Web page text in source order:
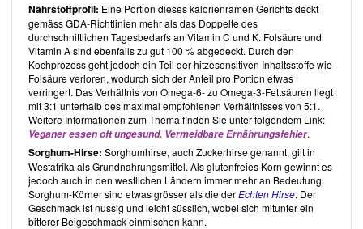
Nährstoffprofil: Eine Portion dieses kalorienramen Gerichts deckt
gemäss GDA-Richtlinien mehr als das Doppelte des
durchschnittlichen Tagesbedarfs an Vitamin C und K. Folsäure und
Vitamin A sind ebenfalls zu gut 100 % abgedeckt. Durch den
Kochprozess geht jedoch ein Teil der hitzesensitiven Inhaltsstoffe wie
Folsäure verloren, wodurch sich der Anteil pro Portion etwas
verringert. Das Verhältnis von Omega-6- zu Omega-3-Fettsäuren liegt
mit 3:1 unterhalb des maximal empfohlenen Verhältnisses von 5:1.
Weitere Informationen zum Thema finden Sie unter folgendem Link:
Veganer essen oft ungesund. Vermeidbare Ernährungsfehler.
Sorghum-Hirse: Sorghumhirse, auch Zuckerhirse genannt, gilt in
Westafrika als Grundnahrungsmittel. Als glutenfreies Korn gewinnt es
jedoch auch in den westlichen Ländern immer mehr an Bedeutung.
Sorghum-Körner sind etwas grösser als die derEchten Hirse. Der
Geschmack ist nussig und leicht süsslich, wobei sich mitunter ein
bitterer Beigeschmack einmischen kann.